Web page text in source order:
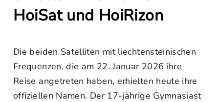
HoiSat und HoiRizon
Die beiden Satelliten mit liechtensteinischen
Frequenzen, die am 22. Januar 2026 ihre
Reise angetreten haben, erhielten heute ihre
offiziellen Namen. Der 17-jährige Gymnasiast